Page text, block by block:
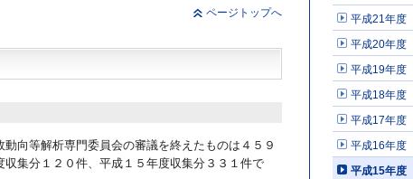
ページトップへ
向等解析専門委員会の審議を終えたものは４５９
集分１２０件、平成１５年度収集分３３１件で
平成21年度
平成20年度
平成19年度
平成18年度
平成17年度
平成16年度
平成15年度